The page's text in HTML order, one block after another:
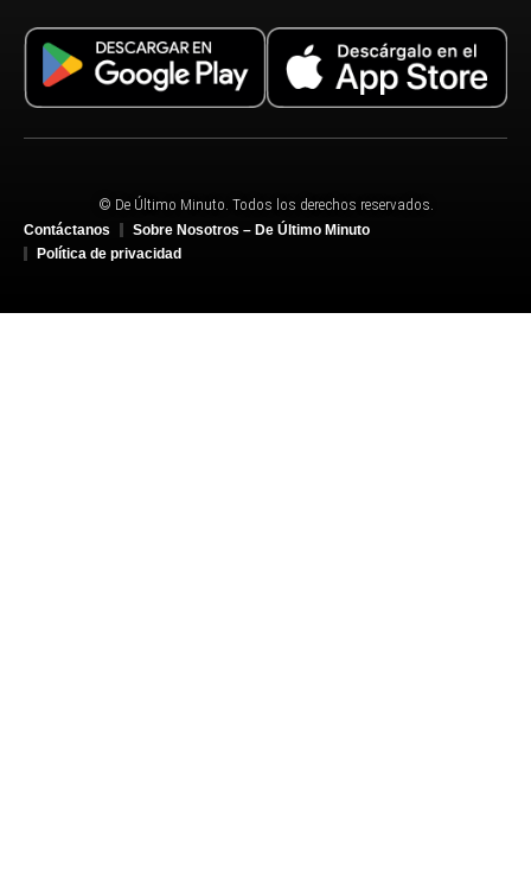
© De Último Minuto. Todos los derechos reservados.
Contáctanos
Sobre Nosotros – De Último Minuto
Política de privacidad